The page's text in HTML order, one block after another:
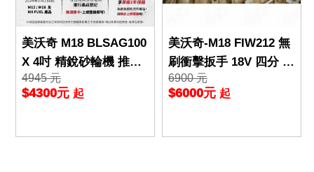
美沃奇 M18 BLSAG100
X 4吋 精銳砂輪機 推鈕
式 砂輪機 BLSAG100X
米沃奇 公
4945 元
$4300元 起
美沃奇-M18 FIW212 無
刷衝擊扳手 18V 四分 1/
2 小扭 扳手機 板手機
米沃奇 公司
6900 元
$6000元 起